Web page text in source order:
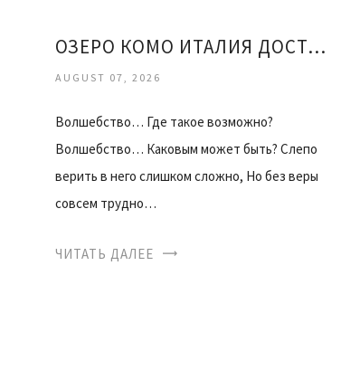
ОЗЕРО КОМО ИТАЛИЯ ДОСТОПРИМЕЧАТЕЛЬНОСТИ
AUGUST 07, 2026
Волшебство… Где такое возможно?
Волшебство… Каковым может быть? Слепо
верить в него слишком сложно, Но без веры
совсем трудно…
ЧИТАТЬ ДАЛЕЕ